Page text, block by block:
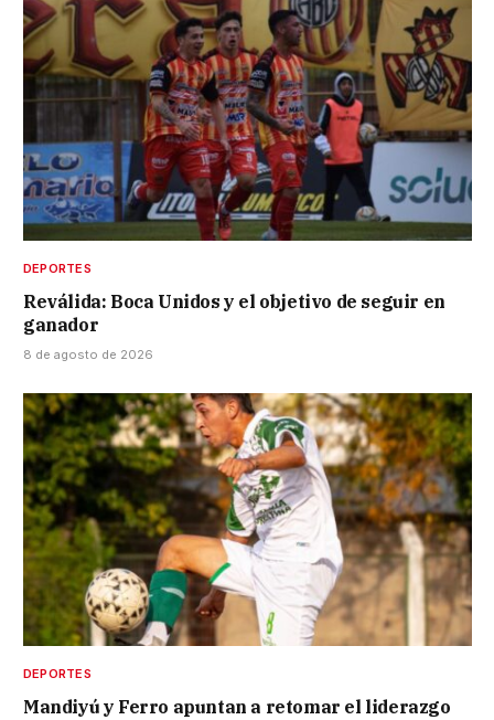
DEPORTES
Reválida: Boca Unidos y el objetivo de seguir en
ganador
8 de agosto de 2026
DEPORTES
Mandiyú y Ferro apuntan a retomar el liderazgo